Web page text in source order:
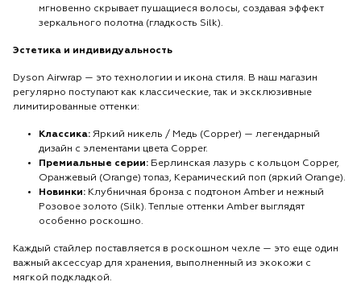
мгновенно скрывает пушащиеся волосы, создавая эффект
зеркального полотна (гладкость Silk).
Эстетика и индивидуальность
Dyson Airwrap — это технологии и икона стиля. В наш магазин
регулярно поступают как классические, так и эксклюзивные
лимитированные оттенки:
Классика: Яркий никель / Медь (Copper) — легендарный
дизайн с элементами цвета Copper.
Премиальные серии: Берлинская лазурь с кольцом Copper,
Оранжевый (Orange) топаз, Керамический поп (яркий Orange).
Новинки: Клубничная бронза с подтоном Amber и нежный
Розовое золото (Silk). Теплые оттенки Amber выглядят
особенно роскошно.
Каждый стайлер поставляется в роскошном чехле — это еще один
важный аксессуар для хранения, выполненный из экокожи с
мягкой подкладкой.